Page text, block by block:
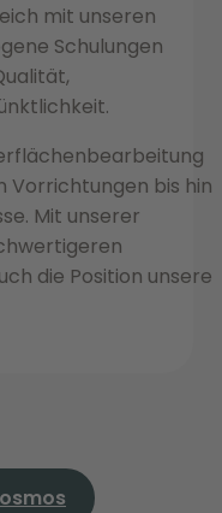
mit unseren
Schulungen
Vorrichtungen bis hin
Mit unserer
die Position unserer